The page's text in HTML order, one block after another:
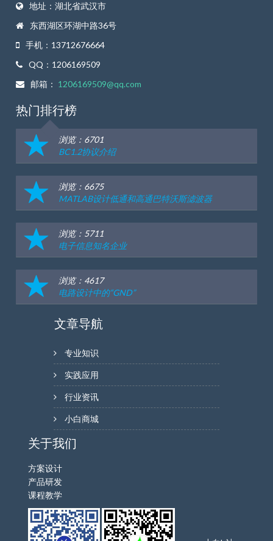
地址：湖北省武汉市
东西湖区环湖中路36号
手机：13712676664
QQ：1206169509
邮箱： 1206169509@qq.com
热门排行榜
浏览：6701
BC1.2协议介绍
浏览：6675
MATLAB设计低通和高通巴特沃斯滤波器
浏览：5711
电子信息知名企业
浏览：4617
电路设计中的“GND”
文章导航
专业知识
实践应用
行业资讯
小白商城
关于我们
方案设计
产品研发
课程教学